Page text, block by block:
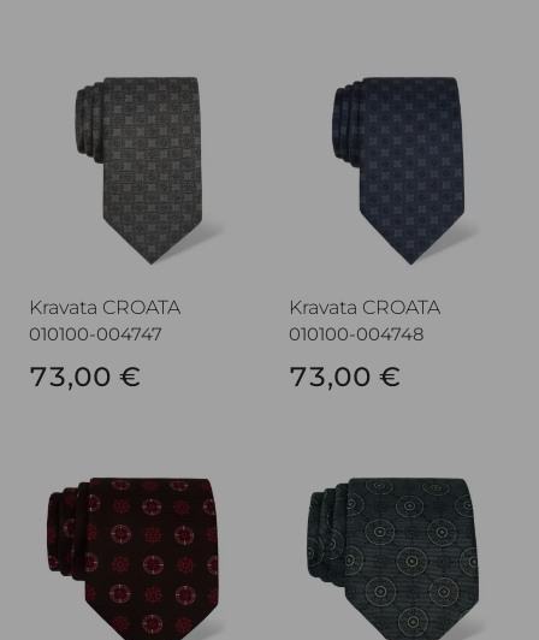
Kravata CROATA
010100-004747
73,00 €
Kravata CROATA
010100-004748
73,00 €